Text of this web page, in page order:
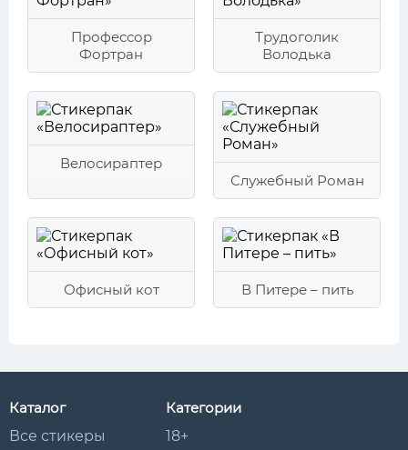
Профессор
Фортран
Трудоголик
Володька
Велосираптер
Служебный Роман
Офисный кот В Питере – пить
Каталог
Все стикеры
Категории
18+